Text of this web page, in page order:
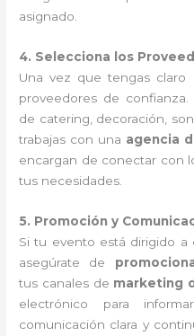
asignado.
4. Selecciona los
Una vez que tengas claro
proveedores de
de catering, decoración,
trabajas con una agencia
encargan de conectar con
tus necesidades.
5. Promoción y
Si tu evento está dirigido a
asegúrate de
tus canales de marketing
electrónico para
comunicación clara y